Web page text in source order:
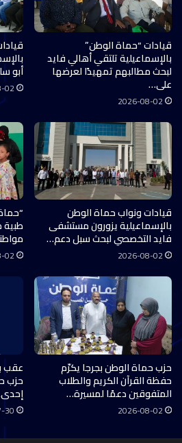
قيادات “حماة الوطن”
بالإسماعيلية تلتقي أهالي فايد
لبحث مطالبهم تمهيدًا لعرضها
على…
2026-08-02
أبو
02
قيادات ونواب حماة الوطن
بالإسماعيلية يزورون مستشفى
فايد التخصصي لبحث سبل دعم…
2026-08-02
02
حزب حماة الوطن بجرجا يكرّم
حفظة القرآن الكريم والطلاب
المتفوقين دعمًا لمسيرة…
2026-08-02
عقب
حزب
30